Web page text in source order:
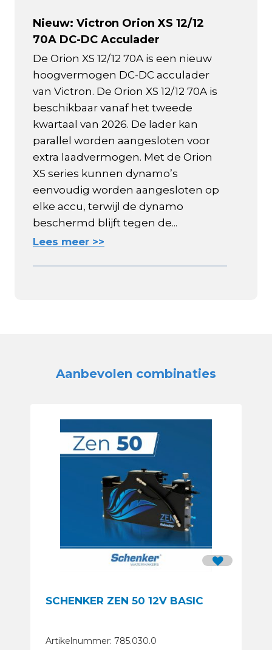
Nieuw: Victron Orion XS 12/12
70A DC-DC Acculader
De Orion XS 12/12 70A is een nieuw
hoogvermogen DC-DC acculader
van Victron. De Orion XS 12/12 70A is
beschikbaar vanaf het tweede
kwartaal van 2026. De lader kan
parallel worden aangesloten voor
extra laadvermogen. Met de Orion
XS series kunnen dynamo’s
eenvoudig worden aangesloten op
elke accu, terwijl de dynamo
beschermd blijft tegen de...
Lees meer >>
Aanbevolen combinaties
SCHENKER ZEN 50 12V BASIC
Artikelnummer: 785.030.0